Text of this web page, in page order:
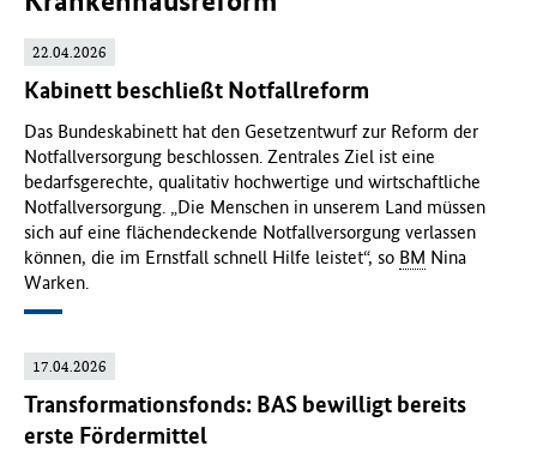
22.04.2026
Kabinett beschließt Notfallreform
Das Bundeskabinett hat den Gesetzentwurf zur Reform der
Notfallversorgung beschlossen. Zentrales Ziel ist eine
bedarfsgerechte, qualitativ hochwertige und wirtschaftliche
Notfallversorgung. „Die Menschen in unserem Land müssen
sich auf eine flächendeckende Notfallversorgung verlassen
können, die im Ernstfall schnell Hilfe leistet“, so BM Nina
Warken.
17.04.2026
Transformationsfonds: BAS bewilligt bereits
erste Fördermittel